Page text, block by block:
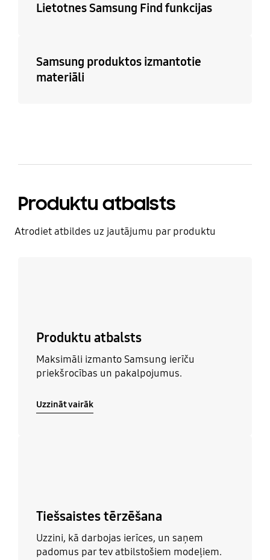
Lietotnes Samsung Find funkcijas
Samsung produktos izmantotie
materiāli
Produktu atbalsts
Atrodiet atbildes uz jautājumu par produktu
Produktu atbalsts
Maksimāli izmanto Samsung ierīču
priekšrocības un pakalpojumus.
Uzzināt vairāk
Tiešsaistes tērzēšana
Uzzini, kā darbojas ierīces, un saņem
padomus par tev atbilstošiem modeļiem.